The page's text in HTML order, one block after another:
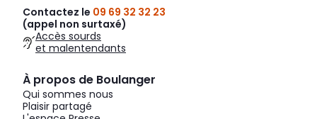
Contactez le 09 69 32 32 23
(appel non surtaxé)
Accès sourds
et malentendants
À propos de Boulanger
Qui sommes nous
Plaisir partagé